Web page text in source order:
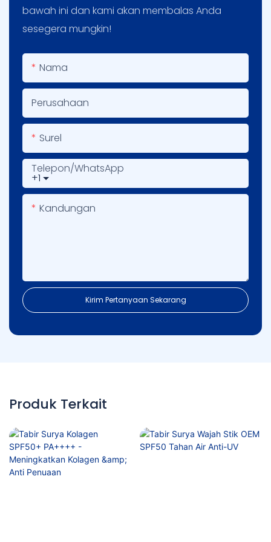
bawah ini dan kami akan membalas Anda
sesegera mungkin!
Nama
Perusahaan
Surel
+1
Telepon/WhatsApp
Kandungan
Kirim Pertanyaan Sekarang
Produk Terkait